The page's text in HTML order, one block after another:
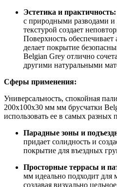
Эстетика и практичность:
с природными разводами и
текстурой создает
Поверхность
делает покрытие
Belgian Grey отлично
другими натуральными
Сферы применения:
Универсальность, спокойная
200x100x30 мм мм брусчатки
использовать ее в самых разных
Парадные зоны и
придает солидность и
покрытие для въездных
Просторные террасы и
мм идеально подходит
создавая визуально